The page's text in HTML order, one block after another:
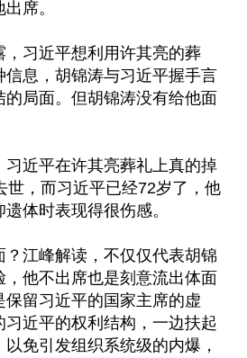
席。
习近平想利用许其亮的葬
息，胡锦涛与习近平握手言
局面。但胡锦涛没有给他面
近平在许其亮葬礼上真的掉
世，而习近平已经72岁了，他
体时表现得很伤感。
？江峰解读，不仅仅代表胡锦
他不出席也是刻意流出体面
保留习近平的国家主席的虚
近平的权利结构，一边扶起
免引发组织系统级的内爆，